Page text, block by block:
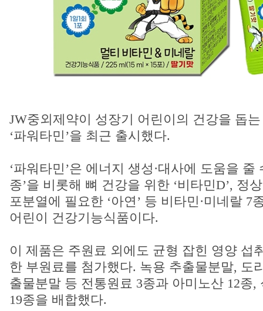
JW중외제약이 성장기 어린이의 건강을 돕
‘파워타민’을 최근 출시했다.
‘파워타민’은 에너지 생성·대사에 도움을 줄
종’을 비롯해 뼈 건강을 위한 ‘비타민D’, 정
포분열에 필요한 ‘아연’ 등 비타민·미네랄 7
어린이 건강기능식품이다.
이 제품은 주원료 외에도 균형 잡힌 영양 섭
한 부원료를 첨가했다. 녹용 추출물분말, 도
출물분말 등 전통원료 3종과 아미노산 12종,
19종을 배합했다.